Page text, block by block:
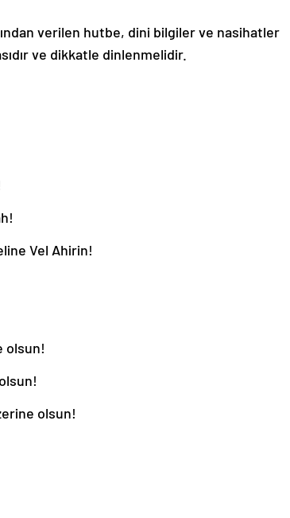
verilen hutbe, dini bilgiler ve nasihatler
ve dikkatle dinlenmelidir.
Vel Ahirin!
olsun!
olsun!